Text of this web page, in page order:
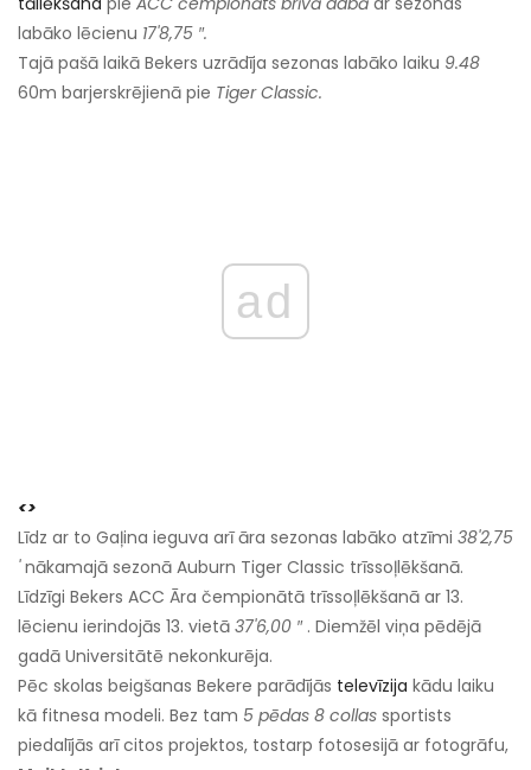
labāko lēcienu 17'8,75 ″.
Tajā pašā laikā Bekers uzrādīja sezonas labāko laiku 9.48
60m barjerskrējienā pie Tiger Classic.
ad
<>
Līdz ar to Gaļina ieguva arī āra sezonas labāko atzīmi 38'2,75
'nākamajā sezonā Auburn Tiger Classic trīssoļlēkšanā.
Līdzīgi Bekers ACC Āra čempionātā trīssoļlēkšanā ar 13.
lēcienu ierindojās 13. vietā 37'6,00 ″. Diemžēl viņa pēdējā
gadā Universitātē nekonkurēja.
Pēc skolas beigšanas Bekere parādījās televīzija kādu laiku
kā fitnesa modeli. Bez tam 5 pēdas 8 collas sportists
piedalījās arī citos projektos, tostarp fotosesijā ar fotogrāfu,